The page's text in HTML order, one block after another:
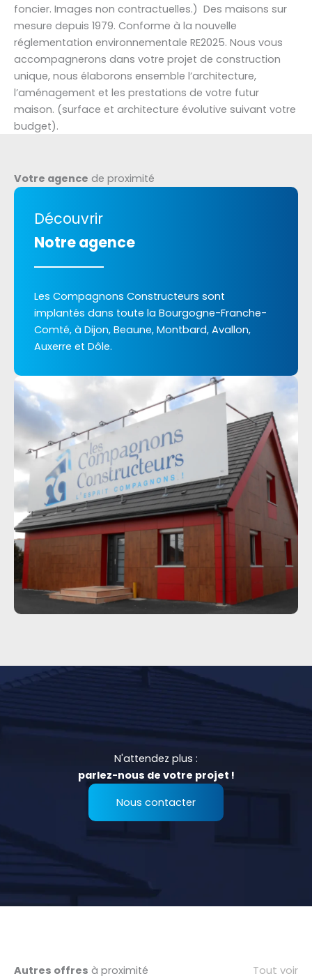
foncier. Images non contractuelles.) Des maisons sur
mesure depuis 1979. Conforme à la nouvelle
réglementation environnementale RE2025. Nous vous
accompagnerons dans votre projet de construction
unique, nous élaborons ensemble l’architecture,
l’aménagement et les prestations de votre futur
maison. (surface et architecture évolutive suivant votre
budget).
Votre agence de proximité
Découvrir
Notre agence
Les Compagnons Constructeurs sont
implantés dans toute la Bourgogne-Franche-
Comté, à Dijon, Beaune, Montbard, Avallon,
Auxerre et Dôle.
N'attendez plus :
parlez-nous de votre projet !
Nous contacter
Autres offres à proximité Tout voir